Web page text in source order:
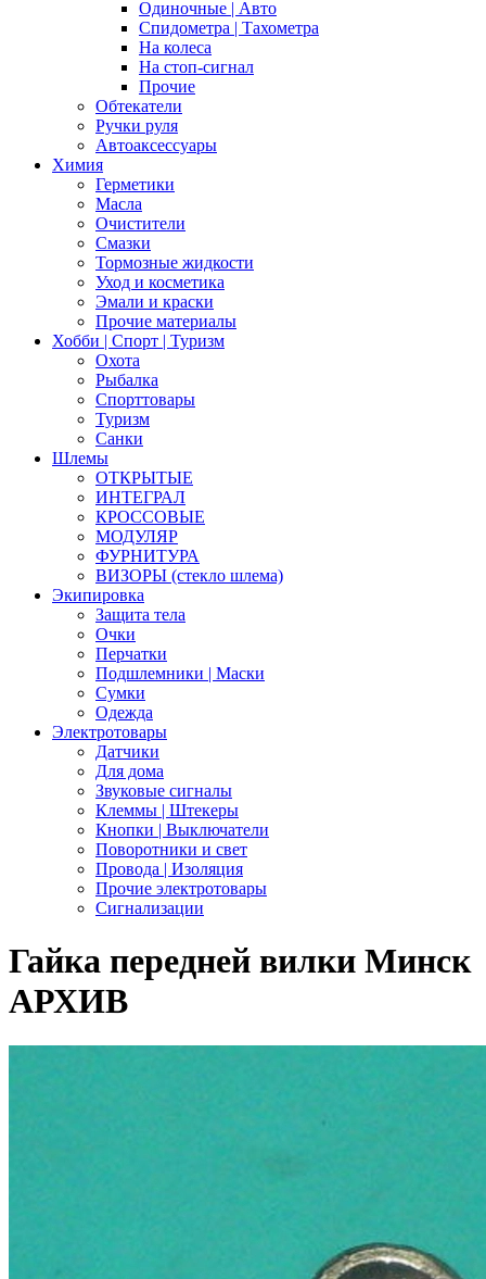
Одиночные | Авто
Спидометра | Тахометра
На колеса
На стоп-сигнал
Прочие
Обтекатели
Ручки руля
Автоаксессуары
Химия
Герметики
Масла
Очистители
Смазки
Тормозные жидкости
Уход и косметика
Эмали и краски
Прочие материалы
Хобби | Cпорт | Туризм
Охота
Рыбалка
Спорттовары
Туризм
Санки
Шлемы
ОТКРЫТЫЕ
ИНТЕГРАЛ
КРОССОВЫЕ
МОДУЛЯР
ФУРНИТУРА
ВИЗОРЫ (стекло шлема)
Экипировка
Защита тела
Очки
Перчатки
Подшлемники | Маски
Сумки
Одежда
Электротовары
Датчики
Для дома
Звуковые сигналы
Клеммы | Штекеры
Кнопки | Выключатели
Поворотники и свет
Провода | Изоляция
Прочие электротовары
Сигнализации
Гайка передней вилки Минск
АРХИВ